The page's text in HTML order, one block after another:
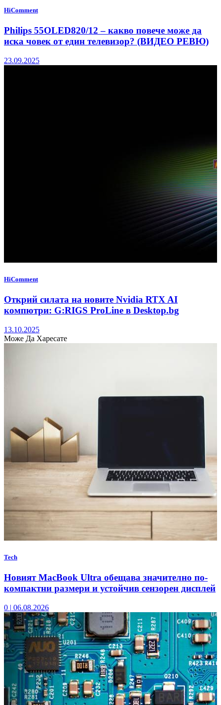
HiComment
Philips 55OLED820/12 – какво повече може да
иска човек от един телевизор? (ВИДЕО РЕВЮ)
23.09.2025
HiComment
Открий силата на новите Nvidia RTX AI
компютри: G:RIGS ProLine в Desktop.bg
13.10.2025
Може Да Харесате
Tech
Новият MacBook Ultra обещава значително по-
компактни размери и устойчив сензорен дисплей
0 | 06.08.2026